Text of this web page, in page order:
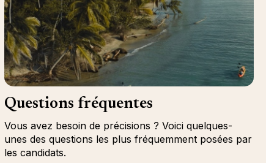
Questions fréquentes
Vous avez besoin de précisions ? Voici quelques-
unes des questions les plus fréquemment posées par
les candidats.